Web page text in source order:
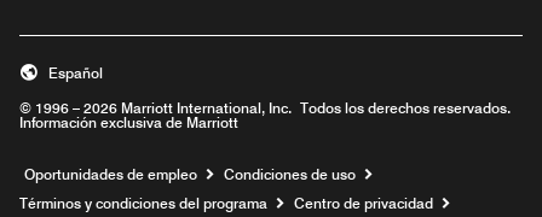
© 1996 – 2026 Marriott International, Inc. Todos los derechos reservados.
Información exclusiva de Marriott
Español
Oportunidades de empleo Abre una ventana nueva
Condiciones de uso
Términos y condiciones del programa
Centro de privacidad